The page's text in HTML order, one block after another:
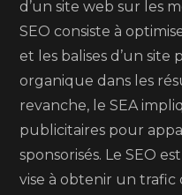
d’un site web sur les
SEO consiste à
et les balises d’un
organique dans les
revanche, le SEA
publicitaires pour
sponsorisés. Le SEO
vise à obtenir un